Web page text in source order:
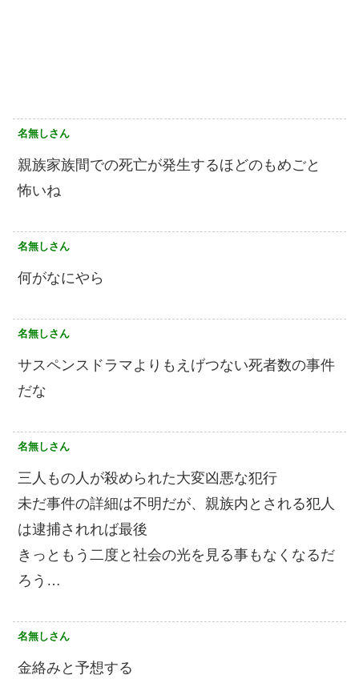
名無しさん
親族家族間での死亡が発生するほどのもめごと
怖いね
名無しさん
何がなにやら
名無しさん
サスペンスドラマよりもえげつない死者数の事件
だな
名無しさん
三人もの人が殺められた大変凶悪な犯行
未だ事件の詳細は不明だが、親族内とされる犯人
は逮捕されれば最後
きっともう二度と社会の光を見る事もなくなるだ
ろう…
名無しさん
金絡みと予想する